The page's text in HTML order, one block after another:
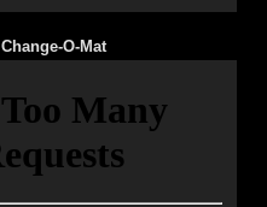
Change-O-Mat